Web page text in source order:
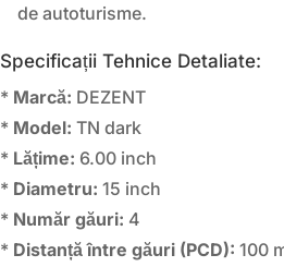
de autoturisme.
Specificații Tehnice Detaliate:
* Marcă: DEZENT
* Model: TN dark
* Lățime: 6.00 inch
* Diametru: 15 inch
* Număr găuri: 4
* Distanță între găuri (PCD): 100